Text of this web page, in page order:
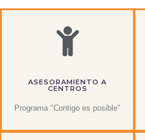
ASESORAMIENTO A
CENTROS
Programa "Contigo es posible"